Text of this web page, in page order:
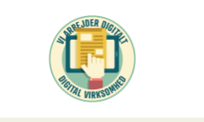
indholdet